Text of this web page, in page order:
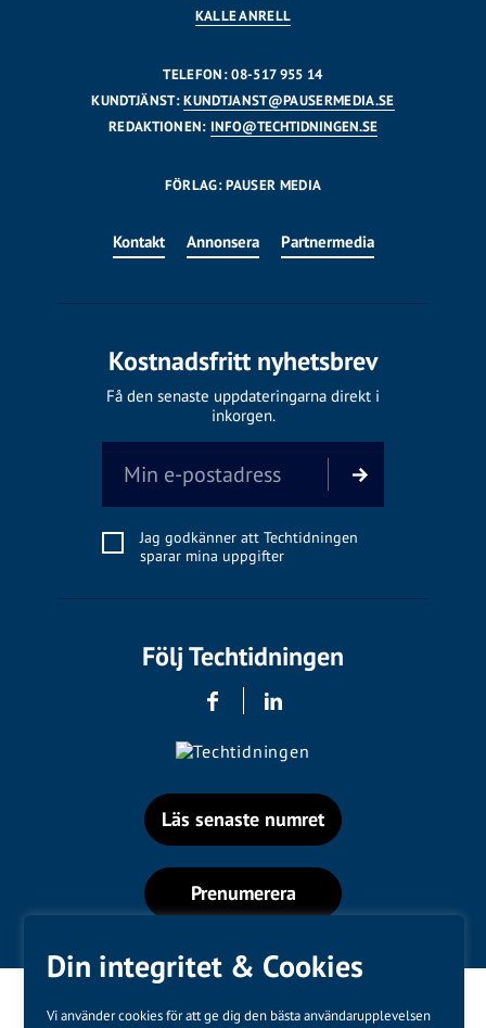
Din integritet & Cookies
Vi använder cookies för att ge dig den bästa användarupplevelsen
KALLE ANRELL
TELEFON: 08-517 955 14
KUNDTJÄNST:KUNDTJANST@PAUSERMEDIA.SE
REDAKTIONEN: INFO@TECHTIDNINGEN.SE
FÖRLAG: PAUSER MEDIA
Kontakt Annonsera Partnermedia
Kostnadsfritt nyhetsbrev
Få den senaste uppdateringarna direkt i
inkorgen.
Jag godkänner att Techtidningen
sparar mina uppgifter
Följ Techtidningen
Läs senaste numret
Prenumerera